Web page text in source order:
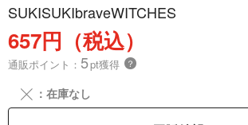
SUKISUKIbraveWITCHES
657円（税込）
通販ポイント： 5pt獲得 ？
╳ ：在庫なし